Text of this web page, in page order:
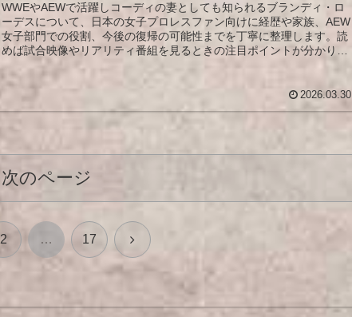
WWEやAEWで活躍しコーディの妻としても知られるブランディ・ロ
ーデスについて、日本の女子プロレスファン向けに経歴や家族、AEW
女子部門での役割、今後の復帰の可能性までを丁寧に整理します。読
めば試合映像やリアリティ番組を見るときの注目ポイントが分かり、
ブランディ・ローデスをより深く味わえるようになります。
2026.03.30
次のページ
2 … 17 次